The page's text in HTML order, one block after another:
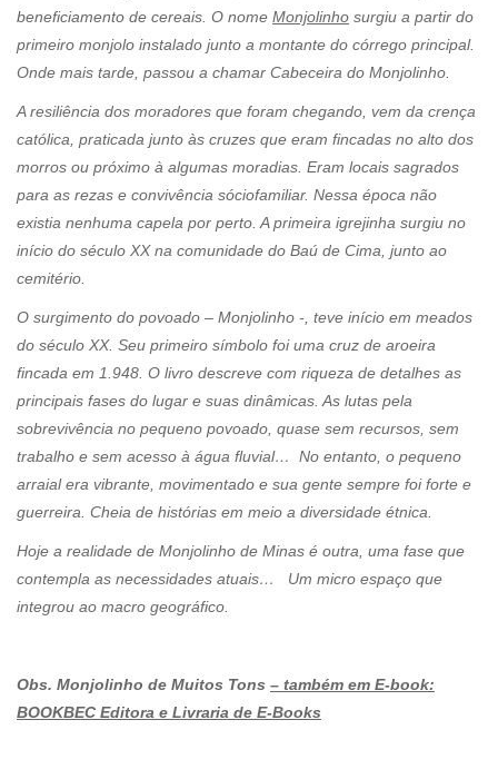
beneficiamento de cereais. O nome Monjolinho surgiu a partir do
primeiro monjolo instalado junto a montante do córrego principal.
Onde mais tarde, passou a chamar Cabeceira do Monjolinho.
A resiliência dos moradores que foram chegando, vem da crença
católica, praticada junto às cruzes que eram fincadas no alto dos
morros ou próximo à algumas moradias. Eram locais sagrados
para as rezas e convivência sóciofamiliar. Nessa época não
existia nenhuma capela por perto. A primeira igrejinha surgiu no
início do século XX na comunidade do Baú de Cima, junto ao
cemitério.
O surgimento do povoado – Monjolinho -, teve início em meados
do século XX. Seu primeiro símbolo foi uma cruz de aroeira
fincada em 1.948. O livro descreve com riqueza de detalhes as
principais fases do lugar e suas dinâmicas. As lutas pela
sobrevivência no pequeno povoado, quase sem recursos, sem
trabalho e sem acesso à água fluvial… No entanto, o pequeno
arraial era vibrante, movimentado e sua gente sempre foi forte e
guerreira. Cheia de histórias em meio a diversidade étnica.
Hoje a realidade de Monjolinho de Minas é outra, uma fase que
contempla as necessidades atuais… Um micro espaço que
integrou ao macro geográfico.
Obs. Monjolinho de Muitos Tons – também em E-book:
BOOKBEC Editora e Livraria de E-Books